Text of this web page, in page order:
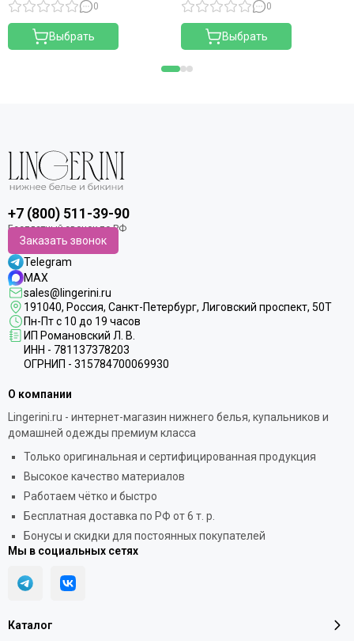
0
Выбрать
0
Выбрать
+7 (800) 511-39-90
Заказать звонок
Telegram
MAX
sales@lingerini.ru
191040, Россия, Санкт-Петербург, Лиговский проспект, 50Т
Пн-Пт с 10 до 19 часов
ИП Романовский Л. В.
ИНН - 781137378203
ОГРНИП - 315784700069930
Каталог
О компании
Lingerini.ru - интернет-магазин нижнего белья, купальников и
домашней одежды премиум класса
Только оригинальная и сертифицированная продукция
Высокое качество материалов
Работаем чётко и быстро
Бесплатная доставка по РФ от 6 т. р.
Бонусы и скидки для постоянных покупателей
Мы в социальных сетях